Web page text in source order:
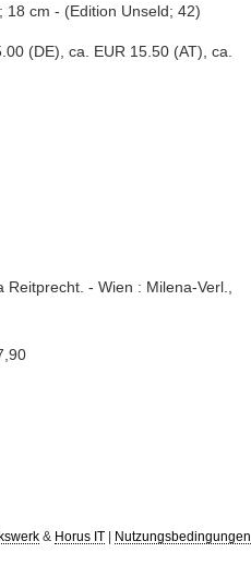
18 cm - (Edition Unseld; 42)
(DE), ca. EUR 15.50 (AT), ca.
- Wien : Milena-Verl.,
& Horus IT| Nutzungsbedingungen